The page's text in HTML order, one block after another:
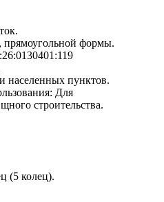
прямоугольной формы.
населенных пунктов.
Для
строительства.
(5 колец).